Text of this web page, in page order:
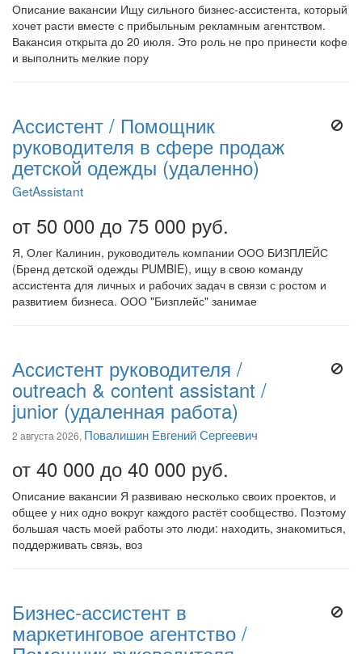
Описание вакансии Ищу сильного бизнес-ассистента, который
хочет расти вместе с прибыльным рекламным агентством.
Вакансия открыта до 20 июля. Это роль не про принести кофе
и выполнить мелкие пору
Ассистент / Помощник
руководителя в сфере продаж
детской одежды (удаленно)
GetAssistant
от 50 000 до 75 000 руб.
Я, Олег Калинин, руководитель компании ООО БИЗПЛЕЙС
(Бренд детской одежды PUMBIE), ищу в свою команду
ассистента для личных и рабочих задач в связи с ростом и
развитием бизнеса. ООО "Бизплейс" занимае
Ассистент руководителя /
outreach & content assistant /
junior (удаленная работа)
2 августа 2026, Повалишин Евгений Сергеевич
от 40 000 до 40 000 руб.
Описание вакансии Я развиваю несколько своих проектов, и
общее у них одно вокруг каждого растёт сообщество. Поэтому
большая часть моей работы это люди: находить, знакомиться,
поддерживать связь, воз
Бизнес-ассистент в
маркетинговое агентство /